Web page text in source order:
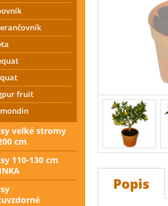
Popis
fruit
velké stromy
cm
110-130 cm